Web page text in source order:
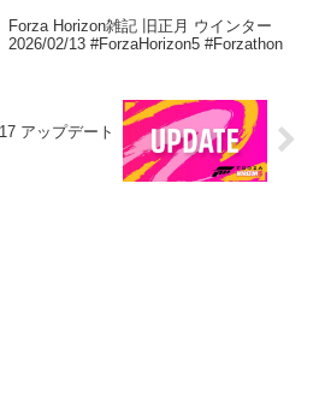
Forza Horizon雑記 旧正月 ウインター
2026/02/13 #ForzaHorizon5 #Forzathon
アップデート